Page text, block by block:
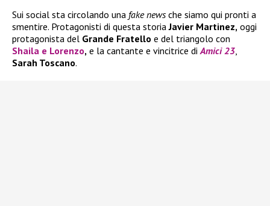
Sui social sta circolando una fake newsche siamo qui pronti a
smentire. Protagonisti di questa storiaJavier Martinez, oggi
protagonista del Grande Fratello e del triangolo con
Shaila e Lorenzo, e la cantante e vincitrice diAmici 23,
Sarah Toscano.